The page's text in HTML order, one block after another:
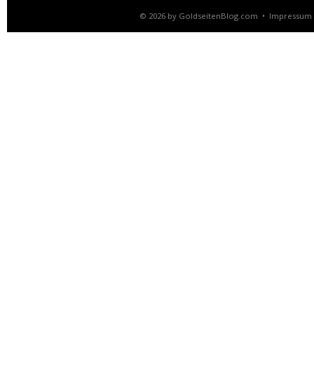
© 2026 by GoldseitenBlog.com • Impressum